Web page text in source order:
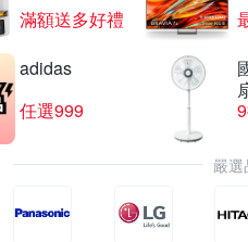
滿額送多好禮
adidas
任選999
嚴選